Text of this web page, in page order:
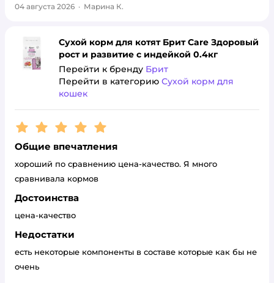
04 августа 2026 · Марина К.
Сухой корм для котят Брит Care Здоровый
рост и развитие с индейкой 0.4кг
Перейти к бренду Брит
Перейти в категорию Сухой корм для
кошек
Рейтинг:5
Общие впечатления
хороший по сравнению цена-качество. Я много
сравнивала кормов
Достоинства
цена-качество
Недостатки
есть некоторые компоненты в составе которые как бы не
очень